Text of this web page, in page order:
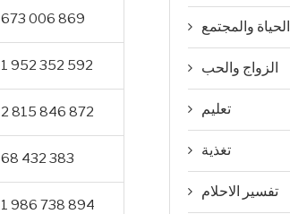
673 006 869
1 952 352 592
2 815 846 872
68 432 383
1 986 738 894
الحياة والمجتمع
الزواج والحب
تعليم
تغذية
تفسير الاحلام